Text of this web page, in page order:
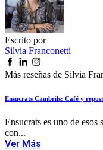
Escrito por
Silvia Franconetti
Más reseñas de Silvia
Ensucrats Cambrils: Café y
Ensucrats es uno de esos
con...
Ver Más